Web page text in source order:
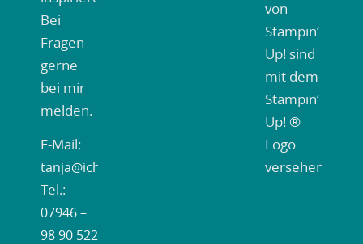
Bei
Fragen
gerne
bei mir
melden.
E-Mail:
tanja@ichwillstempeln.de
Tel.:
07946 –
98 90 522
von
Stampin‘
Up! sind
mit dem
Stampin‘
Up! ®
Logo
versehen.